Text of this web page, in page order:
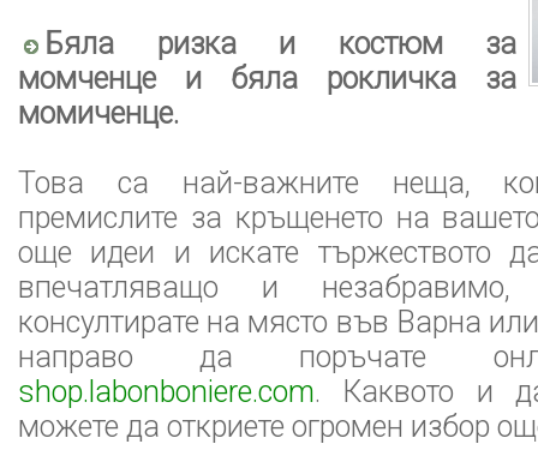
Бяла ризка и костюм за
момченце и бяла рокличка за
момиченце.
Това са най-важните неща,
премислите за кръщенето на
още идеи и искате тържеството
впечатляващо и
консултирате на място във Варна
направо да поръчате
shop.labonboniere.com. Каквото и
можете да откриете огромен избор